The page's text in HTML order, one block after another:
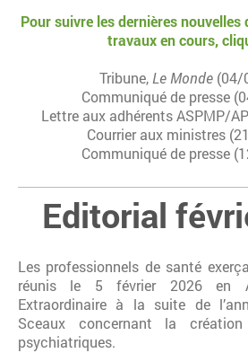
Pour suivre les dernières
travaux en cours, cliq
Tribune, Le Monde(04/
Communiqué de presse
Lettre aux adhérents ASPMP/
Courrier aux ministres
Communiqué de presse
Editorial
Les professionnels de santé
réunis le 5 février 2026 en
Extraordinaire à la suite de
Sceaux concernant la
psychiatriques.